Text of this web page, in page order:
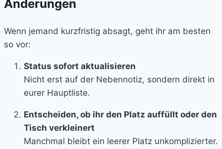
Änderungen
Wenn jemand kurzfristig absagt, geht ihr am besten
so vor:
Status sofort aktualisieren
Nicht erst auf der Nebennotiz, sondern direkt in
eurer Hauptliste.
Entscheiden, ob ihr den Platz auffüllt oder den
Tisch verkleinert
Manchmal bleibt ein leerer Platz unkomplizierter.